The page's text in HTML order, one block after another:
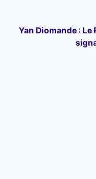
Yan Diomande :